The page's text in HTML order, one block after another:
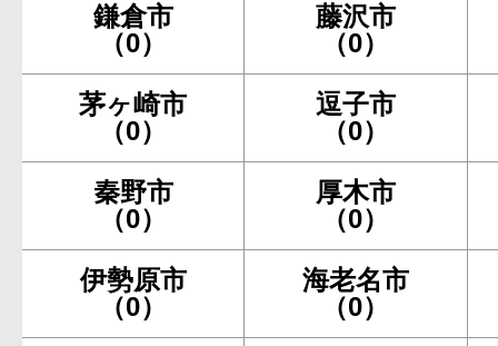
鎌倉市
（0）
藤沢市
（0）
茅ヶ崎市
（0）
逗子市
（0）
秦野市
（0）
厚木市
（0）
伊勢原市
（0）
海老名市
（0）